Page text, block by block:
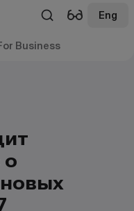
Eng
Business
о